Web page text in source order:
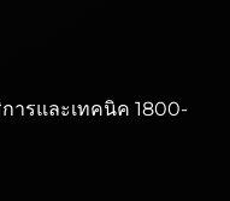
ารและเทคนิค 1800-